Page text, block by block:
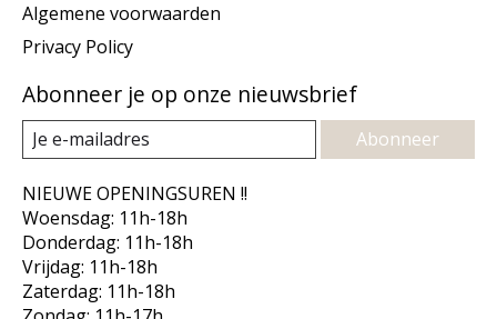
Algemene voorwaarden
Privacy Policy
Abonneer je op onze nieuwsbrief
Abonneer
NIEUWE OPENINGSUREN !!
Woensdag: 11h-18h
Donderdag: 11h-18h
Vrijdag: 11h-18h
Zaterdag: 11h-18h